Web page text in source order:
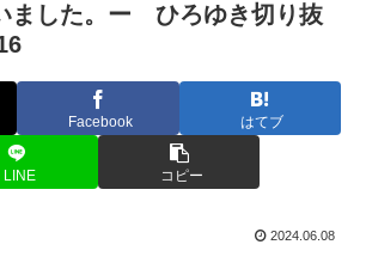
ました。ー ひろゆき切り抜
Facebook はてブ
LINE コピー
2024.06.08